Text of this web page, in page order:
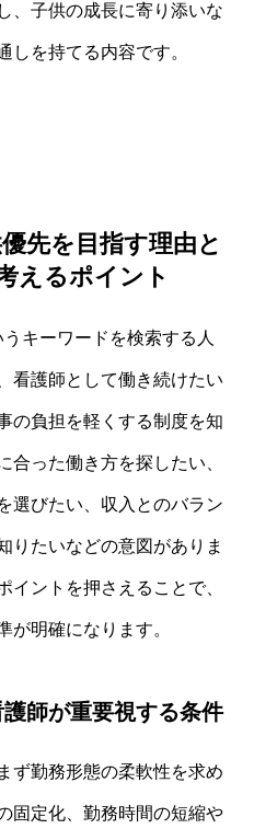
、子供の成長に寄り添いな
しを持てる内容です。
先を目指す理由と
えるポイント
キーワードを検索する人
看護師として働き続けたい
の負担を軽くする制度を知
合った働き方を探したい、
選びたい、収入とのバラン
りたいなどの意図がありま
イントを押さえることで、
が明確になります。
師が重要視する条件
ず勤務形態の柔軟性を求め
固定化、勤務時間の短縮や